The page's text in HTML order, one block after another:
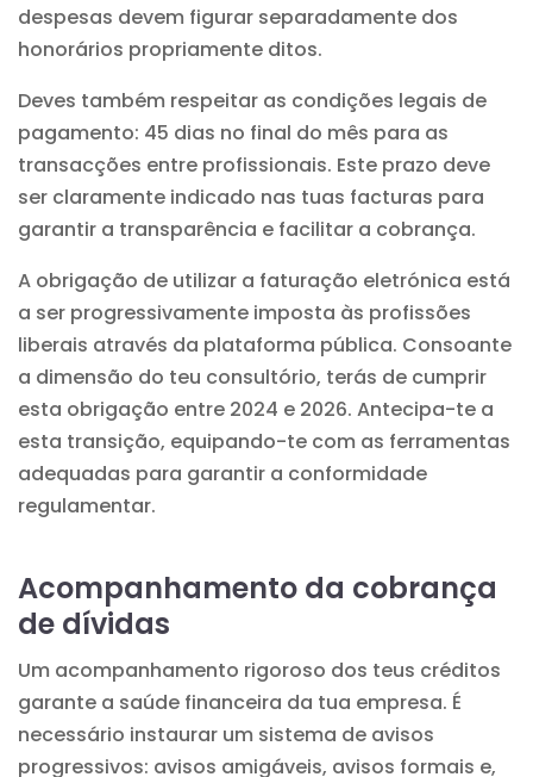
despesas devem figurar separadamente dos
honorários propriamente ditos.
Deves também respeitar as condições legais de
pagamento: 45 dias no final do mês para as
transacções entre profissionais. Este prazo deve
ser claramente indicado nas tuas facturas para
garantir a transparência e facilitar a cobrança.
A obrigação de utilizar a faturação eletrónica está
a ser progressivamente imposta às profissões
liberais através da plataforma pública. Consoante
a dimensão do teu consultório, terás de cumprir
esta obrigação entre 2024 e 2026. Antecipa-te a
esta transição, equipando-te com as ferramentas
adequadas para garantir a conformidade
regulamentar.
Acompanhamento da cobrança
de dívidas
Um acompanhamento rigoroso dos teus créditos
garante a saúde financeira da tua empresa. É
necessário instaurar um sistema de avisos
progressivos: avisos amigáveis, avisos formais e,